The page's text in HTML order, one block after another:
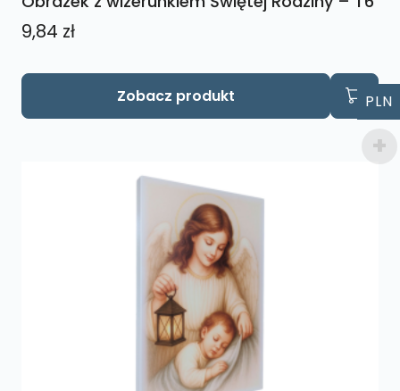
9,84 zł
Zobacz produkt PLN